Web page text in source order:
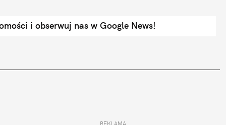
i obserwuj nas w Google News!
REKLAMA